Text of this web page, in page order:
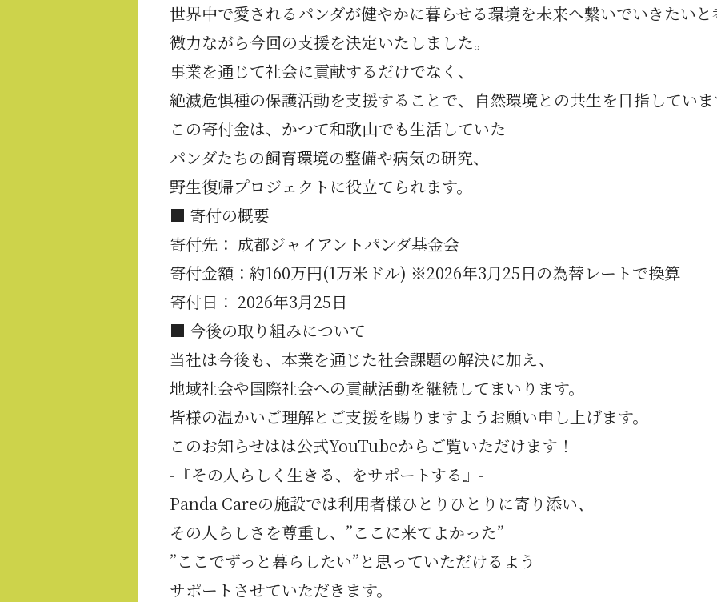
世界中で愛されるパンダが健やかに暮らせる環境を未来へ繋いでいきたい
微力ながら今回の支援を決定いたしました。
事業を通じて社会に貢献するだけでなく、
絶滅危惧種の保護活動を支援することで、自然環境との共生を目指していま
この寄付金は、かつて和歌山でも生活していた
パンダたちの飼育環境の整備や病気の研究、
野生復帰プロジェクトに役立てられます。
■ 寄付の概要
寄付先： 成都ジャイアントパンダ基金会
寄付金額：約160万円(1万米ドル) ※2026年3月25日の為替レートで換算
寄付日： 2026年3月25日
■ 今後の取り組みについて
当社は今後も、本業を通じた社会課題の解決に加え、
地域社会や国際社会への貢献活動を継続してまいります。
皆様の温かいご理解とご支援を賜りますようお願い申し上げます。
このお知らせはは公式YouTubeからご覧いただけます！
-『その人らしく生きる、をサポートする』-
Panda Careの施設では利用者様ひとりひとりに寄り添い、
その人らしさを尊重し、”ここに来てよかった”
”ここでずっと暮らしたい”と思っていただけるよう
サポートさせていただきます。